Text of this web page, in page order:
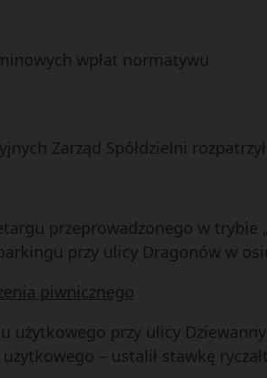
wpłat normatywu
Zarząd Spółdzielni
przeprowadzonego w
przy ulicy Dragonów w
piwnicznego
użytkowego przy ulicy
– ustalił stawkę